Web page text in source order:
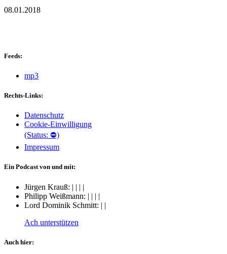
08.01.2018
Feeds:
mp3
Rechts-Links:
Datenschutz
Cookie-Einwilligung
(Status: ⛔)
Impressum
Ein Podcast von und mit:
Jürgen Krauß: | | | |
Philipp Weißmann: | | | |
Lord Dominik Schmitt: | |
Ach unterstützen
Auch hier: